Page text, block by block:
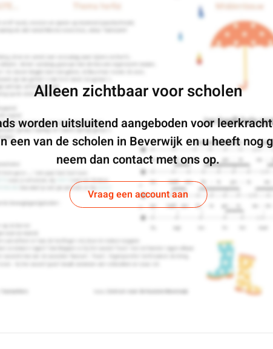
Alleen zichtbaar voor scholen
worden uitsluitend aangeboden voor
een van de scholen in Beverwijk en u heeft nog
neem dan contact met ons op.
Vraag een account aan